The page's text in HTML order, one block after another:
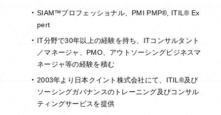
SIAM™プロフェッショナル、PMI PMP®, ITIL® Ex
pert
IT分野で30年以上の経験を持ち、ITコンサルタント
／マネージャ、PMO、アウトソーシングビジネスマ
ネージャ等の経験を積む
2003年より日本クイント株式会社にて、ITIL®及び
ソーシングガバナンスのトレーニング及びコンサル
ティングサービスを提供